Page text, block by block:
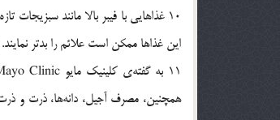
10 غذاهایی با فیبر بالا مانند
این غذاها ممکن است علائم را بدتر
همچنین، مصرف آجیل، دانه‌ها، ذرت و